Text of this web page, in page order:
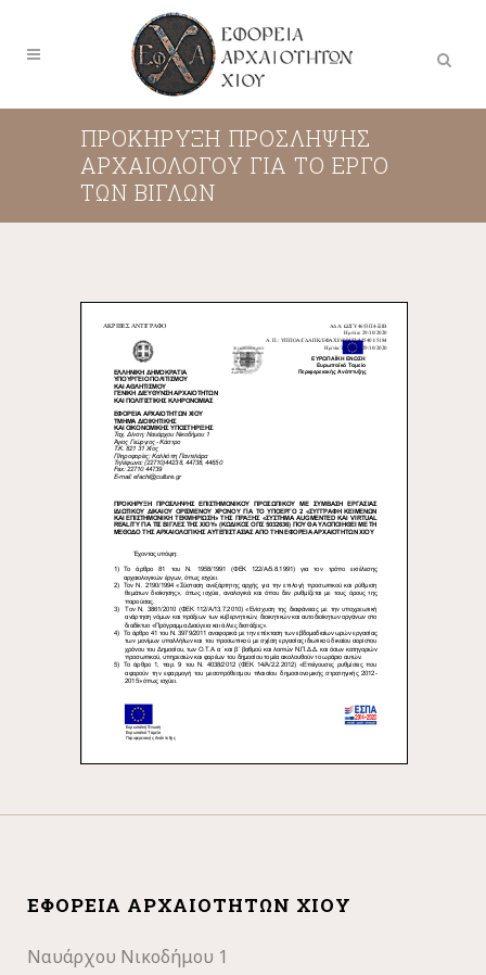
ΠΡΟΚΗΡΥΞΗ ΠΡΟΣΛΗΨΗΣ
ΑΡΧΑΙΟΛΟΓΟΥ ΓΙΑ ΤΟ ΕΡΓΟ
ΤΩΝ ΒΙΓΛΩΝ
ΕΦΟΡΕΊΑ ΑΡΧΑΙΟΤΉΤΩΝ ΧΊΟΥ
Ναυάρχου Νικοδήμου 1